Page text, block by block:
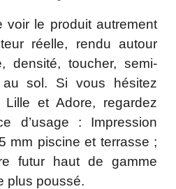
voir le produit autrement
réelle, rendu autour
densité, toucher, semi-
sol. Si vous hésitez
et Adore, regardez
d’usage : Impression
mm piscine et terrasse ;
futur haut de gamme
plus poussé.